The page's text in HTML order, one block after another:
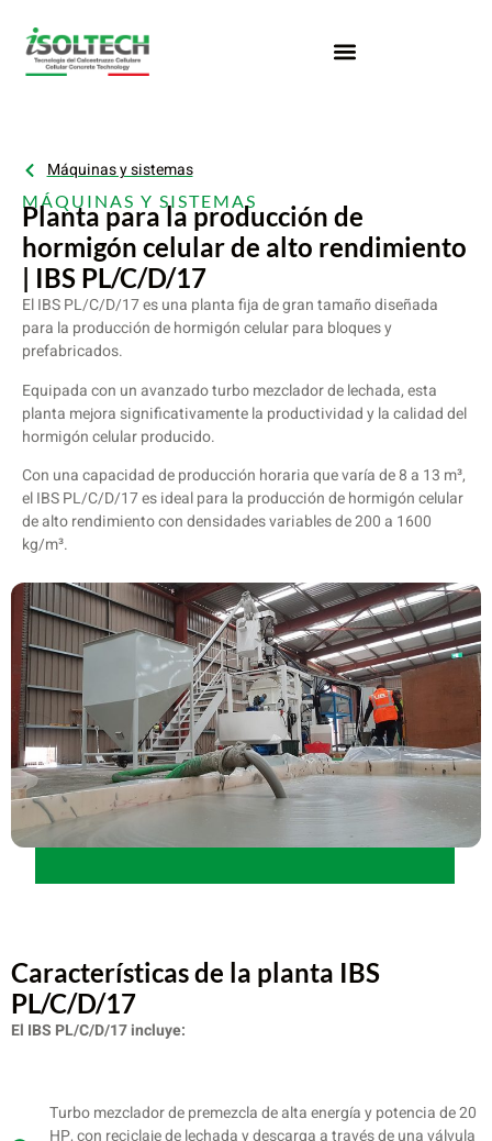
Máquinas y sistemas
MÁQUINAS Y SISTEMAS
Planta para la producción de
hormigón celular de alto rendimiento
| IBS PL/C/D/17
El IBS PL/C/D/17 es una planta fija de gran tamaño diseñada
para la producción de hormigón celular para bloques y
prefabricados.
Equipada con un avanzado turbo mezclador de lechada, esta
planta mejora significativamente la productividad y la calidad del
hormigón celular producido.
Con una capacidad de producción horaria que varía de 8 a 13 m³,
el IBS PL/C/D/17 es ideal para la producción de hormigón celular
de alto rendimiento con densidades variables de 200 a 1600
kg/m³.
Características de la planta IBS
PL/C/D/17
El IBS PL/C/D/17 incluye:
Turbo mezclador de premezcla de alta energía y potencia de 20